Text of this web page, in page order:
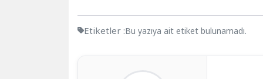
Etiketler :Bu yazıya ait etiket bulunamadı.